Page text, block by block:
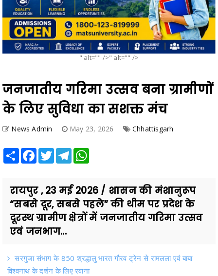
" alt="" />" alt="" />
जनजातीय गरिमा उत्सव बना ग्रामीणों
के लिए सुविधा का सशक्त मंच
News Admin May 23, 2026 Chhattisgarh
Share Facebook
TwitterTelegram
रायपुर , 23 मई 2026 / शासन की मंशानुरूप
“सबसे दूर, सबसे पहले” की थीम पर प्रदेश के
दूरस्थ ग्रामीण क्षेत्रों में जनजातीय गरिमा उत्सव
एवं जनभाग...
सरगुजा संभाग के 850 श्रद्धालु भारत गौरव ट्रेन से रामलला एवं बाबा
विश्वनाथ के दर्शन के लिए रवाना